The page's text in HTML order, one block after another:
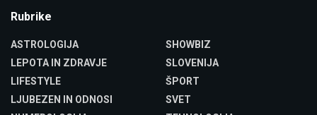
Rubrike
ASTROLOGIJA
LEPOTA IN ZDRAVJE
LIFESTYLE
LJUBEZEN IN ODNOSI
SHOWBIZ
SLOVENIJA
ŠPORT
SVET